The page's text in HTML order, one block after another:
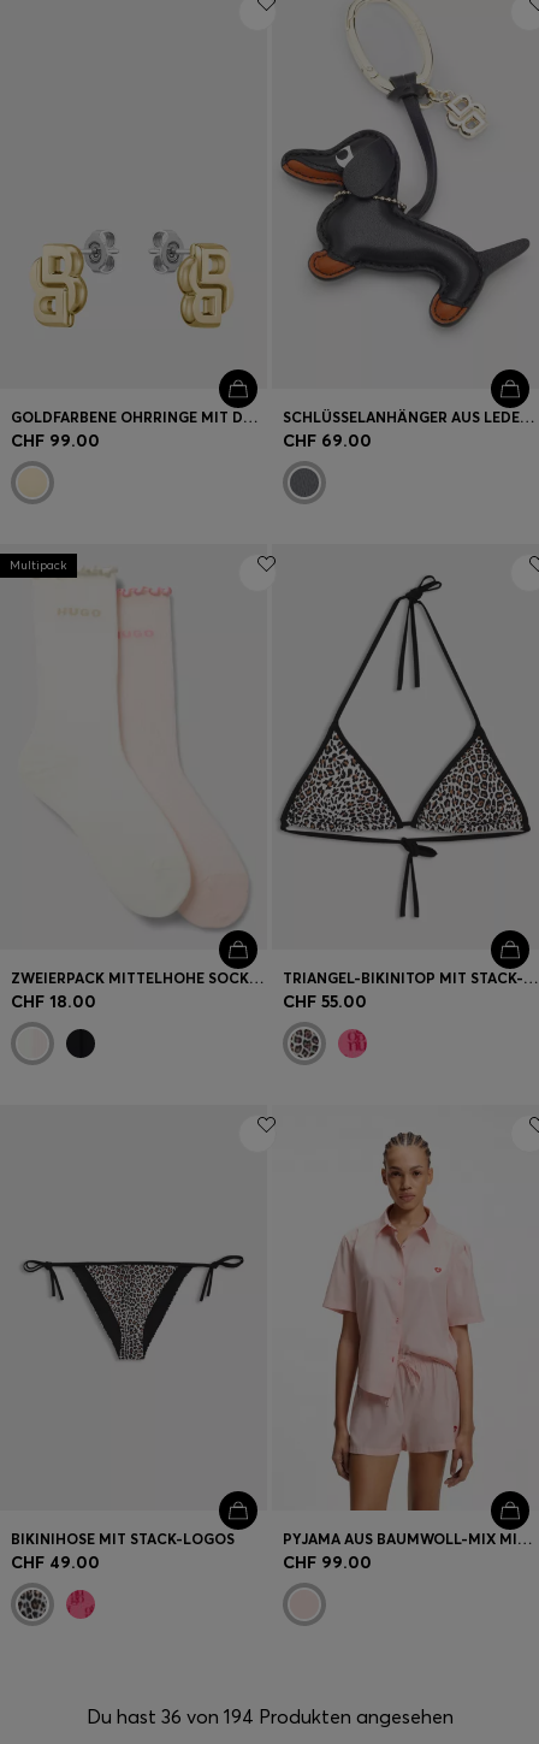
GOLDFARBENE OHRRINGE MIT DOUBLE-B-MONOGRAMM
CHF 99.00
SCHLÜSSELANHÄNGER AUS LEDER IN DACKELFORM MIT DOUBLE-B-MONOGRAMM-ANHÄNGER
CHF 69.00
Multipack
ZWEIERPACK MITTELHOHE SOCKEN MIT GEKRÄUSELTEN BÜNDCHEN
CHF 18.00
TRIANGEL-BIKINITOP MIT STACK-LOGOS
CHF 55.00
BIKINIHOSE MIT STACK-LOGOS
CHF 49.00
PYJAMA AUS BAUMWOLL-MIX MIT HERZ-LOGOS
CHF 99.00
Du hast 36 von 194 Produkten angesehen